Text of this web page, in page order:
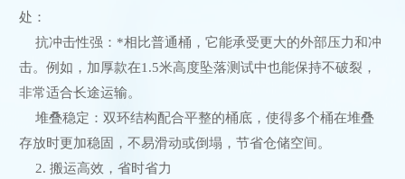
处：
抗冲击性强：*相比普通桶，它能承受更大的外部压力和冲
击。例如，加厚款在1.5米高度坠落测试中也能保持不破裂，
非常适合长途运输。
堆叠稳定：双环结构配合平整的桶底，使得多个桶在堆叠
存放时更加稳固，不易滑动或倒塌，节省仓储空间。
2. 搬运高效，省时省力